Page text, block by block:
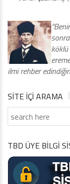
ilmi rehber
SITE IÇI ARAMA
TBD ÜYE BİLGİ